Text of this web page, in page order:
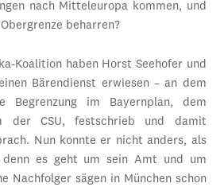
nach Mitteleuropa kommen, und
beharren?
Koalition haben Horst Seehofer und
Bärendienst erwiesen – an dem
im Bayernplan, dem
der CSU, festschrieb und damit
Nun konnte er nicht anders, als
denn es geht um sein Amt und um
Nachfolger sägen in München schon